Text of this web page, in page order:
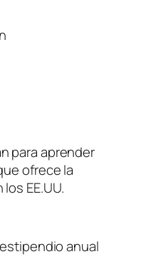
para aprender
ofrece la
EE.UU.
anual